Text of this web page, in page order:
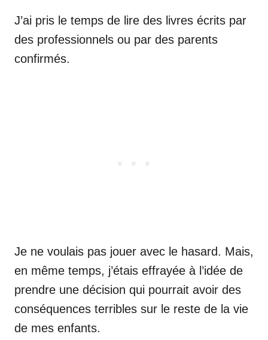
J’ai pris le temps de lire des livres écrits par
des professionnels ou par des parents
confirmés.
Je ne voulais pas jouer avec le hasard. Mais,
en même temps, j’étais effrayée à l’idée de
prendre une décision qui pourrait avoir des
conséquences terribles sur le reste de la vie
de mes enfants.